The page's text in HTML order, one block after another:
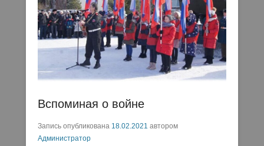
Вспоминая о войне
Запись опубликована 18.02.2021 автором
Администратор